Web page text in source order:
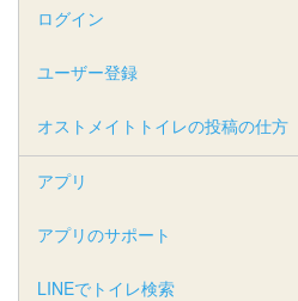
ログイン
ユーザー登録
オストメイトトイレの投稿の仕方
アプリ
アプリのサポート
LINEでトイレ検索